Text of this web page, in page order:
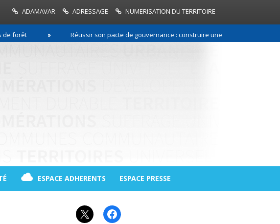
ADAMAVAR ADRESSAGE NUMERISATION DU TERRITOIRE
Réussir son pacte de gouvernance : construire une relation de
ESPACE ADHERENTS ESPACE PRESSE
X Facebook